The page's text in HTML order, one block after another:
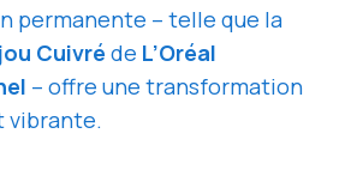
permanente – telle que la
Cuivré de L’Oréal
– offre une transformation
vibrante.